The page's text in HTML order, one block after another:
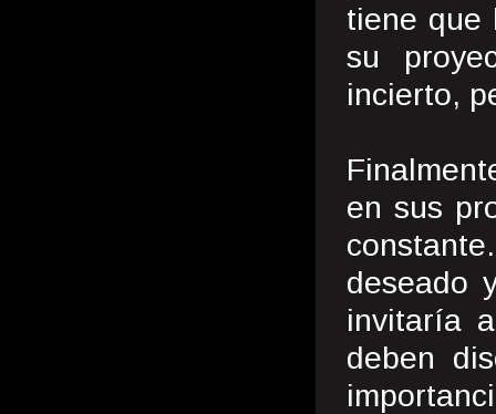
tiene que
su
incierto,
en sus
deseado
invitaría
deben